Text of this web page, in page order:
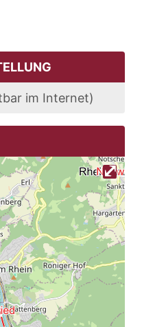
im Internet)
⤢